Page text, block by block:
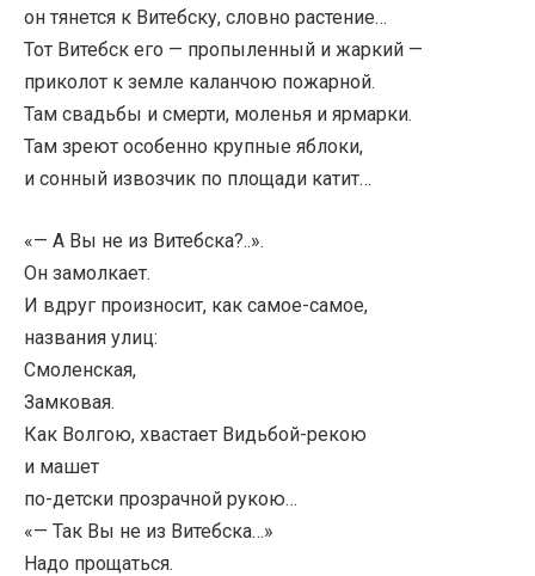
он тянется к Витебску, словно растение…
Тот Витебск его — пропыленный и жаркий —
приколот к земле каланчою пожарной.
Там свадьбы и смерти, моленья и ярмарки.
Там зреют особенно крупные яблоки,
и сонный извозчик по площади катит…
«— А Вы не из Витебска?..».
Он замолкает.
И вдруг произносит, как самое-самое,
названия улиц:
Смоленская,
Замковая.
Как Волгою, хвастает Видьбой-рекою
и машет
по-детски прозрачной рукою…
«— Так Вы не из Витебска…»
Надо прощаться.